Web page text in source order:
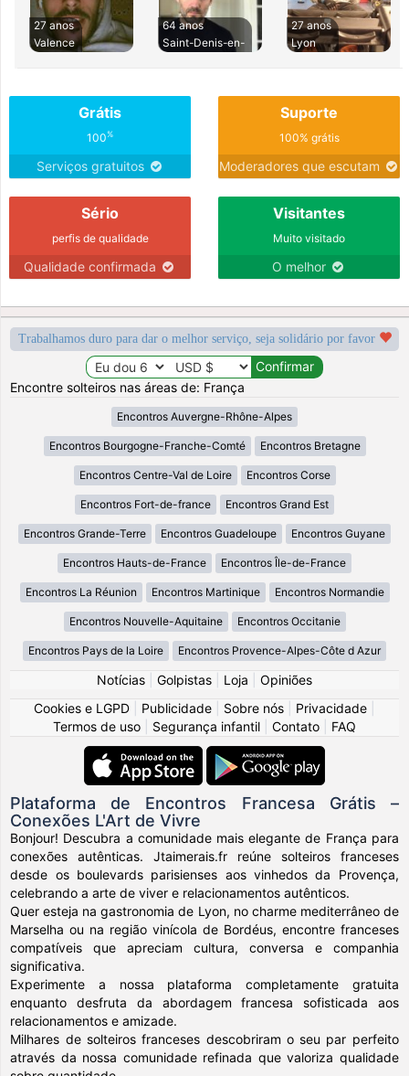
27 anos
Valence
64 anos
Saint-Denis-en-
27 anos
Lyon
Grátis
100%
Serviços gratuitos
Suporte
100% grátis
Moderadores que escutam
Sério
perfis de qualidade
Qualidade confirmada
Visitantes
Muito visitado
O melhor
Trabalhamos duro para dar o melhor serviço, seja solidário por favor
Encontre solteiros nas áreas de: França
Encontros Auvergne-Rhône-Alpes
Encontros Bourgogne-Franche-Comté Encontros Bretagne
Encontros Centre-Val de Loire Encontros Corse
Encontros Fort-de-france Encontros Grand Est
Encontros Grande-Terre Encontros Guadeloupe Encontros Guyane
Encontros Hauts-de-France Encontros Île-de-France
Encontros La Réunion Encontros Martinique Encontros Normandie
Encontros Nouvelle-Aquitaine Encontros Occitanie
Encontros Pays de la Loire Encontros Provence-Alpes-Côte d Azur
Notícias Golpistas Loja
Opiniões
Cookies e LGPD
Publicidade Sobre nós Privacidade
Termos de uso
Segurança infantil Contato FAQ
Plataforma de Encontros Francesa Grátis –
Conexões L'Art de Vivre
Bonjour! Descubra a comunidade mais elegante de França para
conexões autênticas. Jtaimerais.fr reúne solteiros franceses
desde os boulevards parisienses aos vinhedos da Provença,
celebrando a arte de viver e relacionamentos autênticos.
Quer esteja na gastronomia de Lyon, no charme mediterrâneo de
Marselha ou na região vinícola de Bordéus, encontre franceses
compatíveis que apreciam cultura, conversa e companhia
significativa.
Experimente a nossa plataforma completamente gratuita
enquanto desfruta da abordagem francesa sofisticada aos
relacionamentos e amizade.
Milhares de solteiros franceses descobriram o seu par perfeito
através da nossa comunidade refinada que valoriza qualidade